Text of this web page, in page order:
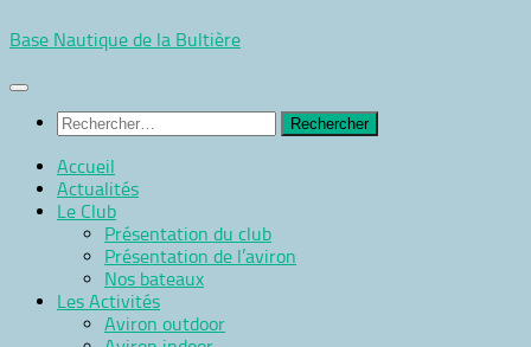
to
Base Nautique de la Bultière
Rechercher :
Accueil
Actualités
Le Club
Présentation du club
Présentation de l’aviron
Nos bateaux
Les Activités
Aviron outdoor